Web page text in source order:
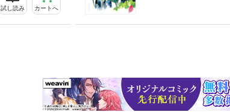
試し読み カートへ